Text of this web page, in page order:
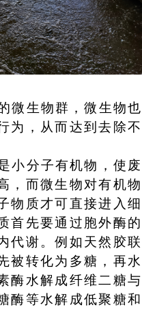
微生物群，微生物也
为，从而达到去除不
小分子有机物，使废
，而微生物对有机物
物质才可直接进入细
首先要通过胞外酶的
代谢。例如天然胶联
被转化为多糖，再水
酶水解成纤维二糖与
酶等水解成低聚糖和